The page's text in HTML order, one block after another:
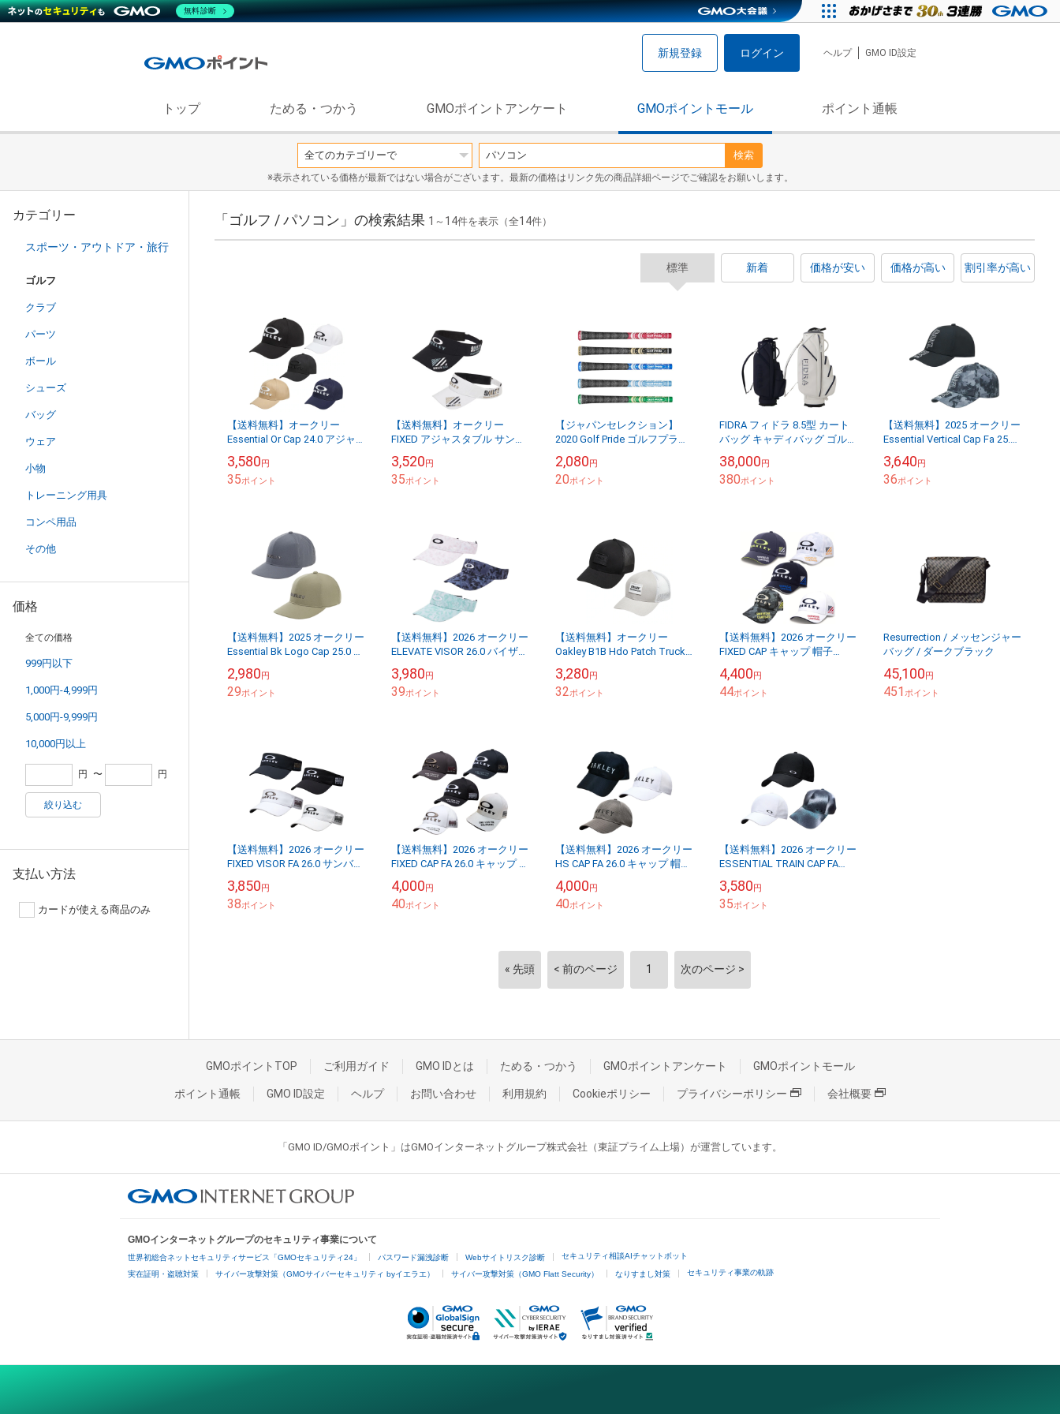
新規登録 ログイン ヘルプ GMO ID設定
トップ ためる・つかう GMOポイントアンケート GMOポイントモール ポイント通帳
検索
※表示されている価格が最新ではない場合がございます。最新の価格はリンク先の商品詳細ページでご確認をお願いします。
カテゴリー
スポーツ・アウトドア・旅行
ゴルフ
クラブ
パーツ
ボール
シューズ
バッグ
ウェア
小物
トレーニング用具
コンペ用品
その他
価格
全ての価格
999円以下
1,000円-4,999円
5,000円-9,999円
10,000円以上
円 〜 円
絞り込む
支払い方法
カードが使える商品のみ
「ゴルフ / パソコン」の検索結果 1 ～ 14件を表示（全14件）
標準 新着 価格が安い 価格が高い 割引率が高い
【送料無料】オークリー
Essential Or Cap 24.0 アジャス
FOS901762 日本仕様 ...
3,580円
35ポイント
【送料無料】オークリー
FIXED アジャスタブル サンバ
日本仕様 OAKLEY VI...
3,520円
35ポイント
【ジャパンセレクション】
2020 Golf Pride ゴルフプライ
ップ ライン無し
2,080円
20ポイント
FIDRA フィドラ 8.5型 カート
バッグ キャディバッグ ゴルフ
38,000円
380ポイント
【送料無料】2025 オークリー
Essential Vertical Cap Fa 25.0
3,640円
36ポイント
【送料無料】2025 オークリー
Essential Bk Logo Cap 25.0 キ
仕...
2,980円
29ポイント
【送料無料】2026 オークリー
ELEVATE VISOR 26.0 バイザー
性 FOS8000...
3,980円
39ポイント
【送料無料】オークリー
Oakley B1B Hdo Patch Trucker
FOS90090...
3,280円
32ポイント
【送料無料】2026 オークリー
FIXED CAP キャップ 帽子
4,400円
44ポイント
Resurrection / メッセンジャー
バッグ / ダークブラック
45,100円
451ポイント
【送料無料】2026 オークリー
FIXED VISOR FA 26.0 サンバイ
様 OAK...
3,850円
38ポイント
【送料無料】2026 オークリー
FIXED CAP FA 26.0 キャップ 帽
OAKLEY
4,000円
40ポイント
【送料無料】2026 オークリー
HS CAP FA 26.0 キャップ 帽子
4,000円
40ポイント
【送料無料】2026 オークリー
ESSENTIAL TRAIN CAP FA
FOS902528 日本...
3,580円
35ポイント
« 先頭 < 前のページ 1 次のページ >
GMOポイントTOP ご利用ガイド GMO IDとは ためる・つかう GMOポイントアンケート GMOポイントモール
ポイント通帳 GMO ID設定 ヘルプ お問い合わせ 利用規約 Cookieポリシー プライバシーポリシー 会社概要
「GMO ID/GMOポイント」はGMOインターネットグループ株式会社（東証プライム上場）が運営しています。
GMOインターネットグループのセキュリティ事業について
世界初総合ネットセキュリティサービス「GMOセキュリティ24」 パスワード漏洩診断 Webサイトリスク診断 セキュリティ相談AIチャットボット
実在証明・盗聴対策 サイバー攻撃対策（GMOサイバーセキュリティ byイエラエ） サイバー攻撃対策（GMO Flatt Security） なりすまし対策 セキュリティ事業の軌跡
無料診断